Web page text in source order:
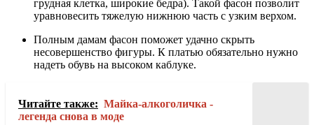
грудная клетка, широкие бедра). Такой фасон позволит
уравновесить тяжелую нижнюю часть с узким верхом.
Полным дамам фасон поможет удачно скрыть
несовершенство фигуры. К платью обязательно нужно
надеть обувь на высоком каблуке.
Читайте также: Майка-алкоголичка -
легенда снова в моде